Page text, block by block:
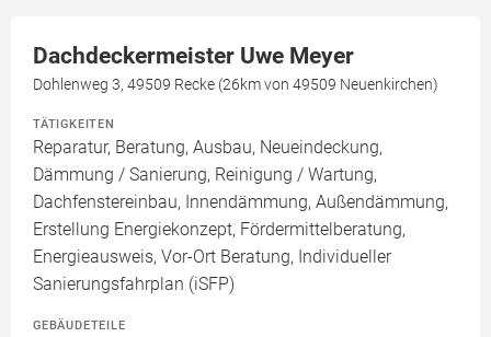
Dachdeckermeister Uwe Meyer
Dohlenweg 3, 49509 Recke (26km von 49509 Neuenkirchen)
TÄTIGKEITEN
Reparatur, Beratung, Ausbau, Neueindeckung,
Dämmung / Sanierung, Reinigung / Wartung,
Dachfenstereinbau, Innendämmung, Außendämmung,
Erstellung Energiekonzept, Fördermittelberatung,
Energieausweis, Vor-Ort Beratung, Individueller
Sanierungsfahrplan (iSFP)
GEBÄUDETEILE